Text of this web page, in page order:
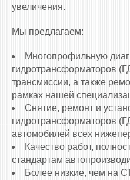
увеличения.
Мы предлагаем:
Многопрофильную
гидротрансформаторов
трансмиссии, а также
рамках нашей
Снятие, ремонт и
гидротрансформаторов
автомобилей всех
Качество работ,
стандартам
Более низкие, чем на